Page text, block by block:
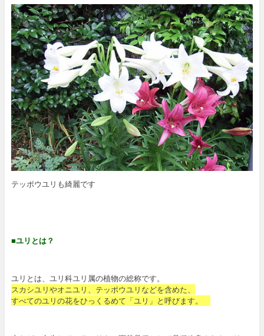
テッポウユリも綺麗です
■ユリとは？
ユリとは、ユリ科ユリ属の植物の総称です。
スカシユリやオニユリ、テッポウユリなどを含めた、
すべてのユリの花をひっくるめて「ユリ」と呼びます。